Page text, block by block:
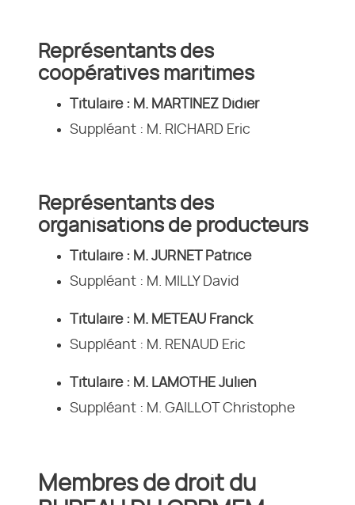
Représentants des
coopératives maritimes
Titulaire : M. MARTINEZ Didier
Suppléant : M. RICHARD Eric
Représentants des
organisations de producteurs
Titulaire : M. JURNET Patrice
Suppléant : M. MILLY David
Titulaire : M. METEAU Franck
Suppléant : M. RENAUD Eric
Titulaire : M. LAMOTHE Julien
Suppléant : M. GAILLOT Christophe
Membres de droit du